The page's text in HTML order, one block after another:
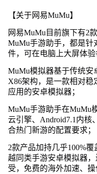
【关于网易MuMu】
网易MuMu目前旗下有2
MuMu手游助手，都是针
件，可在电脑上大屏体验
MuMu模拟器基于传统安
X86架构，是一款相对稳
应用的安卓模拟器；
MuMu手游助手在MuMu
云引擎、Android7.1内核
合热门新游的配置要求；
2款产品加持几乎100%
越同类手游安卓模拟器
受，免费的海外加速、